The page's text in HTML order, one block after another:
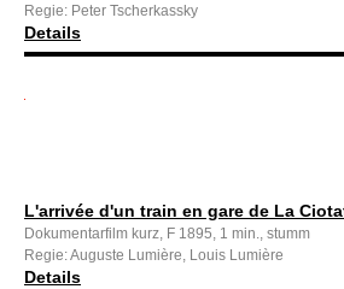
Regie: Peter Tscherkassky
Details
L'arrivée d'un train en gare de La
Dokumentarfilm kurz, F 1895, 1 min., stumm
Regie: Auguste Lumière, Louis Lumière
Details